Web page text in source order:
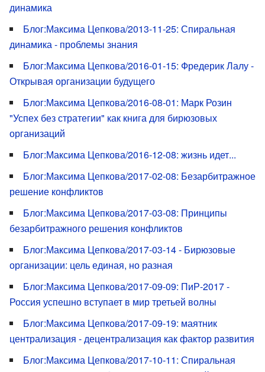
динамика
Блог:Максима Цепкова/2013-11-25: Спиральная
динамика - проблемы знания
Блог:Максима Цепкова/2016-01-15: Фредерик Лалу -
Открывая организации будущего
Блог:Максима Цепкова/2016-08-01: Марк Розин
"Успех без стратегии" как книга для бирюзовых
организаций
Блог:Максима Цепкова/2016-12-08: жизнь идет...
Блог:Максима Цепкова/2017-02-08: Безарбитражное
решение конфликтов
Блог:Максима Цепкова/2017-03-08: Принципы
безарбитражного решения конфликтов
Блог:Максима Цепкова/2017-03-14 - Бирюзовые
организации: цель единая, но разная
Блог:Максима Цепкова/2017-09-09: ПиР-2017 -
Россия успешно вступает в мир третьей волны
Блог:Максима Цепкова/2017-09-19: маятник
централизация - децентрализация как фактор развития
Блог:Максима Цепкова/2017-10-11: Спиральная